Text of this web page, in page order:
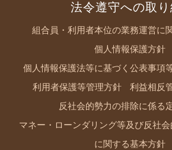
法令遵守への取り
組合員・利用者本位の業務運営に
個人情報保護方針
個人情報保護法等に基づく公表事項
利用者保護等管理方針 利益相反
反社会的勢力の排除に係る
マネー・ローンダリング等及び反社
に関する基本方針